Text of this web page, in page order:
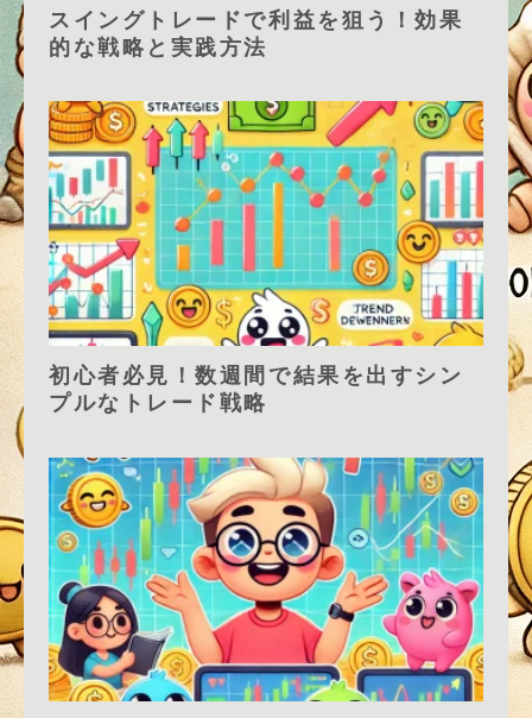
スイングトレードで利益を狙う！効果
的な戦略と実践方法
初心者必見！数週間で結果を出すシン
プルなトレード戦略